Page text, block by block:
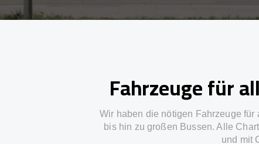
Fahrzeuge für
Wir haben die nötigen Fahrzeuge
bis hin zu großen Bussen. Alle
und mit